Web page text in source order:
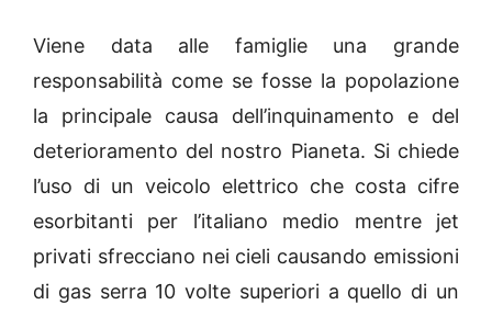
Viene data alle famiglie una grande
responsabilità come se fosse la popolazione
la principale causa dell’inquinamento e del
deterioramento del nostro Pianeta. Si chiede
l’uso di un veicolo elettrico che costa cifre
esorbitanti per l’italiano medio mentre jet
privati sfrecciano nei cieli causando emissioni
di gas serra 10 volte superiori a quello di un